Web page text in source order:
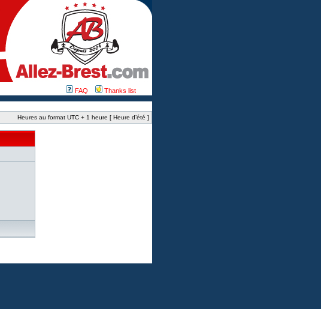
FAQ Thanks list
Heures au format UTC + 1 heure [ Heure d’été ]